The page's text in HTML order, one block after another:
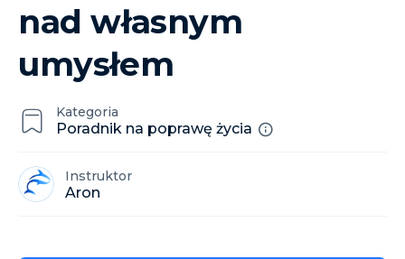
Kategoria
Poradnik na poprawę życia
Instruktor
Aron
nad własnym
umysłem